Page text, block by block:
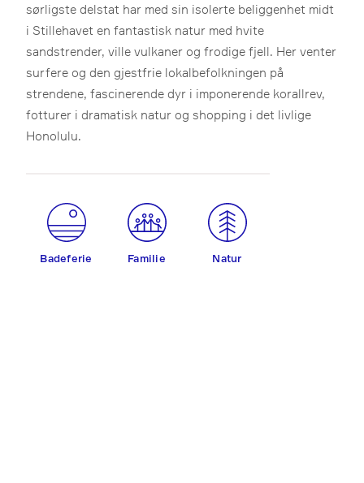
sørligste delstat har med sin isolerte beliggenhet midt
i Stillehavet en fantastisk natur med hvite
sandstrender, ville vulkaner og frodige fjell. Her venter
surfere og den gjestfrie lokalbefolkningen på
strendene, fascinerende dyr i imponerende korallrev,
fotturer i dramatisk natur og shopping i det livlige
Honolulu.
Badeferie Familie Natur